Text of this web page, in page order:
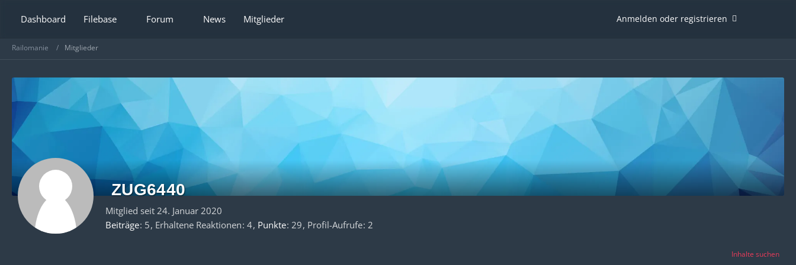
Dashboard Filebase Forum News Mitglieder Anmelden oder registrieren
Railomanie Mitglieder
ZUG6440
Mitglied seit 24. Januar 2020
Beiträge 5 Erhaltene Reaktionen 4 Punkte 29 Profil-Aufrufe 2
Inhalte suchen